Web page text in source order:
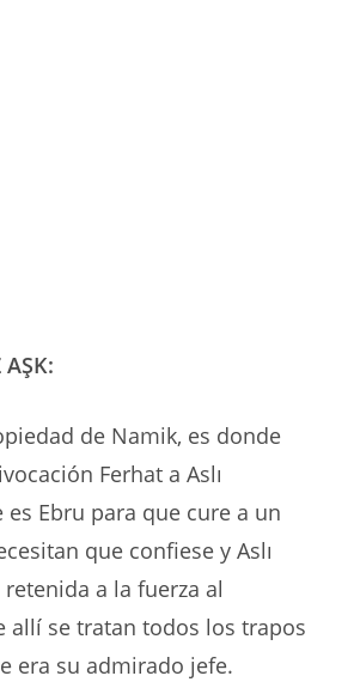
AŞK:
de Namik, es donde
Ferhat a Aslı
es Ebru para que cure a un
que confiese y Aslı
a la fuerza al
allí se tratan todos los trapos
era su admirado jefe.